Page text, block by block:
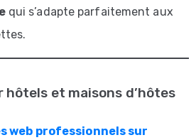
qui s’adapte parfaitement aux
hôtels et maisons d’hôtes
web professionnels sur